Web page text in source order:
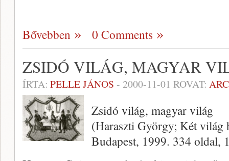
Bővebben 0 Comments
ZSIDÓ VILÁG, MAGYAR
ÍRTA: PELLE JÁNOS - 2000-11-01 ROVAT:
Zsidó világ, magyar világ
(Haraszti György; Két világ
Budapest, 1999. 334 oldal,